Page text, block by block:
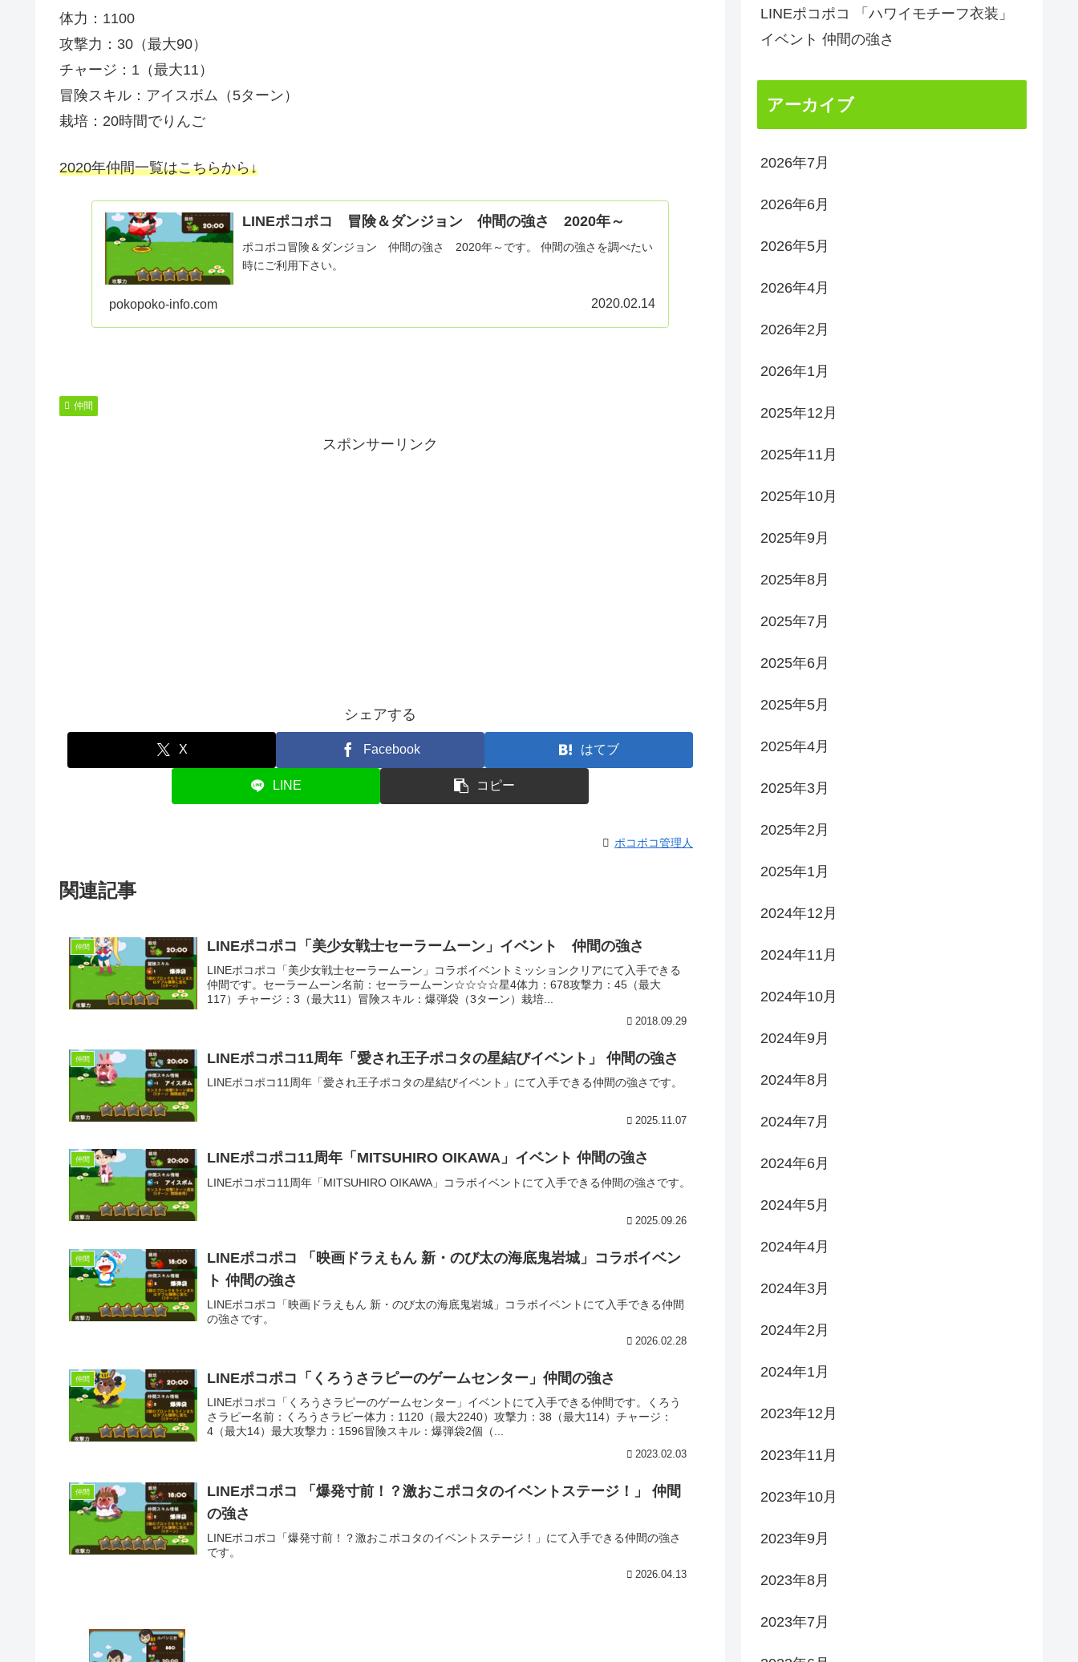
体力：1100
攻撃力：30（最大90）
チャージ：1（最大11）
冒険スキル：アイスボム（5ターン）
栽培：20時間でりんご
2020年仲間一覧はこちらから↓
LINEポコポコ 冒険＆ダンジョン 仲間の強さ 2020年～
ポコポコ冒険＆ダンジョン 仲間の強さ 2020年～です。 仲間の強さを調べたい
時にご利用下さい。
pokopoko-info.com 2020.02.14
仲間
スポンサーリンク
シェアする
X Facebook はてブ
LINE コピー
ポコポコ管理人
関連記事
仲間 LINEポコポコ「美少女戦士セーラームーン」イベント 仲間の強さ
LINEポコポコ「美少女戦士セーラームーン」コラボイベントミッションクリアにて入手できる
仲間です。セーラームーン名前：セーラームーン☆☆☆☆星4体力：678攻撃力：45（最大
117）チャージ：3（最大11）冒険スキル：爆弾袋（3ターン）栽培...
2018.09.29
仲間 LINEポコポコ11周年「愛され王子ポコタの星結びイベント」 仲間の強さ
LINEポコポコ11周年「愛され王子ポコタの星結びイベント」にて入手できる仲間の強さです。
2025.11.07
仲間 LINEポコポコ11周年「MITSUHIRO OIKAWA」イベント 仲間の強さ
LINEポコポコ11周年「MITSUHIRO OIKAWA」コラボイベントにて入手できる仲間の強さです。
2025.09.26
仲間
LINEポコポコ 「映画ドラえもん 新・のび太の海底鬼岩城」コラボイベン
ト 仲間の強さ
LINEポコポコ「映画ドラえもん 新・のび太の海底鬼岩城」コラボイベントにて入手できる仲間
の強さです。
2026.02.28
仲間 LINEポコポコ「くろうさラピーのゲームセンター」仲間の強さ
LINEポコポコ「くろうさラピーのゲームセンター」イベントにて入手できる仲間です。くろう
さラピー名前：くろうさラピー体力：1120（最大2240）攻撃力：38（最大114）チャージ：
4（最大14）最大攻撃力：1596冒険スキル：爆弾袋2個（...
2023.02.03
仲間
LINEポコポコ 「爆発寸前！？激おこポコタのイベントステージ！」 仲間
の強さ
LINEポコポコ「爆発寸前！？激おこポコタのイベントステージ！」にて入手できる仲間の強さ
です。
2026.04.13
LINEポコポコ 「ハワイモチーフ衣装」
イベント 仲間の強さ
アーカイブ
2026年7月
2026年6月
2026年5月
2026年4月
2026年2月
2026年1月
2025年12月
2025年11月
2025年10月
2025年9月
2025年8月
2025年7月
2025年6月
2025年5月
2025年4月
2025年3月
2025年2月
2025年1月
2024年12月
2024年11月
2024年10月
2024年9月
2024年8月
2024年7月
2024年6月
2024年5月
2024年4月
2024年3月
2024年2月
2024年1月
2023年12月
2023年11月
2023年10月
2023年9月
2023年8月
2023年7月